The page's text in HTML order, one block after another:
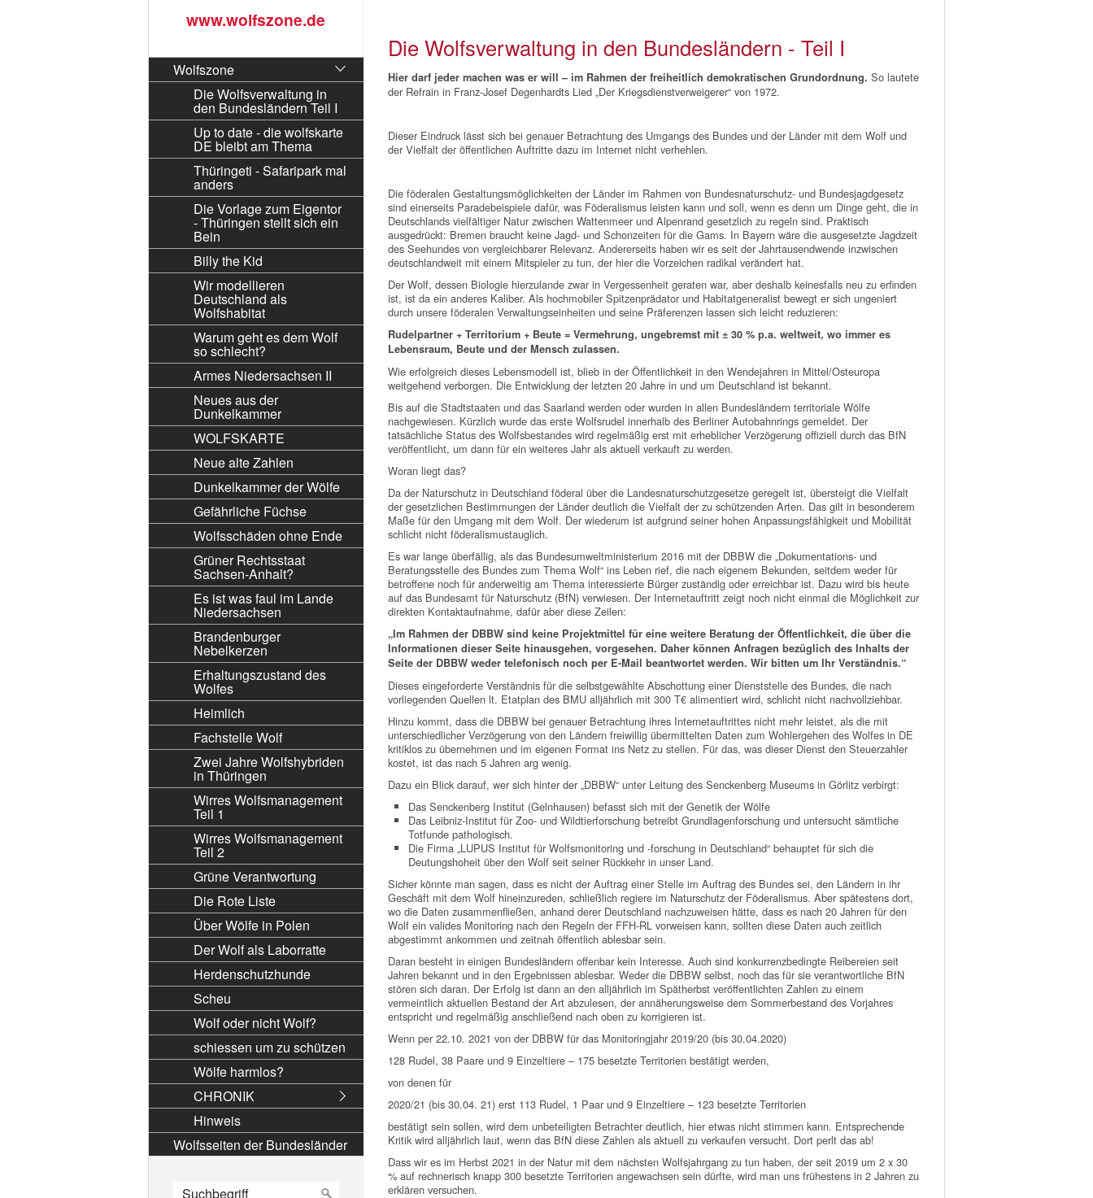
www.wolfszone.de
Wolfszone
Die Wolfsverwaltung in
den Bundesländern Teil I
Up to date - die wolfskarte
DE bleibt am Thema
Thüringeti - Safaripark mal
anders
Die Vorlage zum Eigentor
- Thüringen stellt sich ein
Bein
Billy the Kid
Wir modellieren
Deutschland als
Wolfshabitat
Warum geht es dem Wolf
so schlecht?
Armes Niedersachsen II
Neues aus der
Dunkelkammer
WOLFSKARTE
Neue alte Zahlen
Dunkelkammer der Wölfe
Gefährliche Füchse
Wolfsschäden ohne Ende
Grüner Rechtsstaat
Sachsen-Anhalt?
Es ist was faul im Lande
Niedersachsen
Brandenburger
Nebelkerzen
Erhaltungszustand des
Wolfes
Heimlich
Fachstelle Wolf
Zwei Jahre Wolfshybriden
in Thüringen
Wirres Wolfsmanagement
Teil 1
Wirres Wolfsmanagement
Teil 2
Grüne Verantwortung
Die Rote Liste
Über Wölfe in Polen
Der Wolf als Laborratte
Herdenschutzhunde
Scheu
Wolf oder nicht Wolf?
schiessen um zu schützen
Wölfe harmlos?
CHRONIK
Hinweis
Wolfsseiten der Bundesländer
Die Wolfsverwaltung in den Bundesländern - Teil I
Hier darf jeder machen was er will – im Rahmen der freiheitlich demokratischen Grundordnung.So lautete
der Refrain in Franz-Josef Degenhardts Lied „Der Kriegsdienstverweigerer“ von 1972.
Dieser Eindruck lässt sich bei genauer Betrachtung des Umgangs des Bundes und der Länder mit dem Wolf und
der Vielfalt der öffentlichen Auftritte dazu im Internet nicht verhehlen.
Die föderalen Gestaltungsmöglichkeiten der Länder im Rahmen von Bundesnaturschutz- und Bundesjagdgesetz
sind einerseits Paradebeispiele dafür, was Föderalismus leisten kann und soll, wenn es denn um Dinge geht, die in
Deutschlands vielfältiger Natur zwischen Wattenmeer und Alpenrand gesetzlich zu regeln sind. Praktisch
ausgedrückt: Bremen braucht keine Jagd- und Schonzeiten für die Gams. In Bayern wäre die ausgesetzte Jagdzeit
des Seehundes von vergleichbarer Relevanz. Andererseits haben wir es seit der Jahrtausendwende inzwischen
deutschlandweit mit einem Mitspieler zu tun, der hier die Vorzeichen radikal verändert hat.
Der Wolf, dessen Biologie hierzulande zwar in Vergessenheit geraten war, aber deshalb keinesfalls neu zu erfinden
ist, ist da ein anderes Kaliber. Als hochmobiler Spitzenprädator und Habitatgeneralist bewegt er sich ungeniert
durch unsere föderalen Verwaltungseinheiten und seine Präferenzen lassen sich leicht reduzieren:
Rudelpartner + Territorium + Beute = Vermehrung, ungebremst mit ± 30 % p.a. weltweit, wo immer es
Lebensraum, Beute und der Mensch zulassen.
Wie erfolgreich dieses Lebensmodell ist, blieb in der Öffentlichkeit in den Wendejahren in Mittel/Osteuropa
weitgehend verborgen. Die Entwicklung der letzten 20 Jahre in und um Deutschland ist bekannt.
Bis auf die Stadtstaaten und das Saarland werden oder wurden in allen Bundesländern territoriale Wölfe
nachgewiesen. Kürzlich wurde das erste Wolfsrudel innerhalb des Berliner Autobahnrings gemeldet. Der
tatsächliche Status des Wolfsbestandes wird regelmäßig erst mit erheblicher Verzögerung offiziell durch das BfN
veröffentlicht, um dann für ein weiteres Jahr als aktuell verkauft zu werden.
Woran liegt das?
Da der Naturschutz in Deutschland föderal über die Landesnaturschutzgesetze geregelt ist, übersteigt die Vielfalt
der gesetzlichen Bestimmungen der Länder deutlich die Vielfalt der zu schützenden Arten. Das gilt in besonderem
Maße für den Umgang mit dem Wolf. Der wiederum ist aufgrund seiner hohen Anpassungsfähigkeit und Mobilität
schlicht nicht föderalismustauglich.
Es war lange überfällig, als das Bundesumweltministerium 2016 mit der DBBW die „Dokumentations- und
Beratungsstelle des Bundes zum Thema Wolf“ ins Leben rief, die nach eigenem Bekunden, seitdem weder für
betroffene noch für anderweitig am Thema interessierte Bürger zuständig oder erreichbar ist. Dazu wird bis heute
auf das Bundesamt für Naturschutz (BfN) verwiesen. Der Internetauftritt zeigt noch nicht einmal die Möglichkeit zur
direkten Kontaktaufnahme, dafür aber diese Zeilen:
„Im Rahmen der DBBW sind keine Projektmittel für eine weitere Beratung der Öffentlichkeit, die über die
Informationen dieser Seite hinausgehen, vorgesehen. Daher können Anfragen bezüglich des Inhalts der
Seite der DBBW weder telefonisch noch per E-Mail beantwortet werden. Wir bitten um Ihr Verständnis.“
Dieses eingeforderte Verständnis für die selbstgewählte Abschottung einer Dienststelle des Bundes, die nach
vorliegenden Quellen lt. Etatplan des BMU alljährlich mit 300 T€ alimentiert wird, schlicht nicht nachvollziehbar.
Hinzu kommt, dass die DBBW bei genauer Betrachtung ihres Internetauftrittes nicht mehr leistet, als die mit
unterschiedlicher Verzögerung von den Ländern freiwillig übermittelten Daten zum Wohlergehen des Wolfes in DE
kritiklos zu übernehmen und im eigenen Format ins Netz zu stellen. Für das, was dieser Dienst den Steuerzahler
kostet, ist das nach 5 Jahren arg wenig.
Dazu ein Blick darauf, wer sich hinter der „DBBW“ unter Leitung des Senckenberg Museums in Görlitz verbirgt:
Das Senckenberg Institut (Gelnhausen) befasst sich mit der Genetik der Wölfe
Das Leibniz-Institut für Zoo- und Wildtierforschung betreibt Grundlagenforschung und untersucht sämtliche
Totfunde pathologisch.
Die Firma „LUPUS Institut für Wolfsmonitoring und -forschung in Deutschland“ behauptet für sich die
Deutungshoheit über den Wolf seit seiner Rückkehr in unser Land.
Sicher könnte man sagen, dass es nicht der Auftrag einer Stelle im Auftrag des Bundes sei, den Ländern in ihr
Geschäft mit dem Wolf hineinzureden, schließlich regiere im Naturschutz der Föderalismus. Aber spätestens dort,
wo die Daten zusammenfließen, anhand derer Deutschland nachzuweisen hätte, dass es nach 20 Jahren für den
Wolf ein valides Monitoring nach den Regeln der FFH-RL vorweisen kann, sollten diese Daten auch zeitlich
abgestimmt ankommen und zeitnah öffentlich ablesbar sein.
Daran besteht in einigen Bundesländern offenbar kein Interesse. Auch sind konkurrenzbedingte Reibereien seit
Jahren bekannt und in den Ergebnissen ablesbar. Weder die DBBW selbst, noch das für sie verantwortliche BfN
stören sich daran. Der Erfolg ist dann an den alljährlich im Spätherbst veröffentlichten Zahlen zu einem
vermeintlich aktuellen Bestand der Art abzulesen, der annäherungsweise dem Sommerbestand des Vorjahres
entspricht und regelmäßig anschließend nach oben zu korrigieren ist.
Wenn per 22.10. 2021 von der DBBW für das Monitoringjahr 2019/20 (bis 30.04.2020)
128 Rudel, 38 Paare und 9 Einzeltiere – 175 besetzte Territorien bestätigt werden,
von denen für
2020/21 (bis 30.04. 21) erst 113 Rudel, 1 Paar und 9 Einzeltiere – 123 besetzte Territorien
bestätigt sein sollen, wird dem unbeteiligten Betrachter deutlich, hier etwas nicht stimmen kann. Entsprechende
Kritik wird alljährlich laut, wenn das BfN diese Zahlen als aktuell zu verkaufen versucht. Dort perlt das ab!
Dass wir es im Herbst 2021 in der Natur mit dem nächsten Wolfsjahrgang zu tun haben, der seit 2019 um 2 x 30
% auf rechnerisch knapp 300 besetzte Territorien angewachsen sein dürfte, wird man uns frühestens in 2 Jahren zu
erklären versuchen.